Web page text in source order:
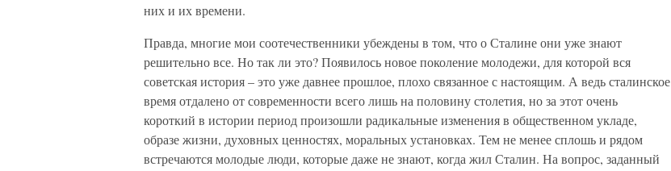
них и их времени.
Правда, многие мои соотечественники убеждены в том, что о Сталине они уже знают
решительно все. Но так ли это? Появилось новое поколение молодежи, для которой вся
советская история – это уже давнее прошлое, плохо связанное с настоящим. А ведь сталинское
время отдалено от современности всего лишь на половину столетия, но за этот очень
короткий в истории период произошли радикальные изменения в общественном укладе,
образе жизни, духовных ценностях, моральных установках. Тем не менее сплошь и рядом
встречаются молодые люди, которые даже не знают, когда жил Сталин. На вопрос, заданный